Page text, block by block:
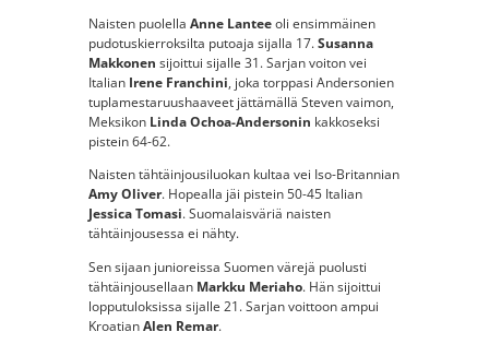
Naisten puolella Anne Lanteeoli ensimmäinen
pudotuskierroksilta putoaja sijalla 17.Susanna
Makkonen sijoittui sijalle 31. Sarjan voiton vei
Italian Irene Franchini, joka torppasi Andersonien
tuplamestaruushaaveet jättämällä Steven vaimon,
Meksikon Linda Ochoa-Andersonin kakkoseksi
pistein 64-62.
Naisten tähtäinjousiluokan kultaa vei Iso-Britannian
Amy Oliver. Hopealla jäi pistein 50-45 Italian
Jessica Tomasi. Suomalaisväriä naisten
tähtäinjousessa ei nähty.
Sen sijaan junioreissa Suomen värejä puolusti
tähtäinjousellaan Markku Meriaho. Hän sijoittui
lopputuloksissa sijalle 21. Sarjan voittoon ampui
KroatianAlen Remar.